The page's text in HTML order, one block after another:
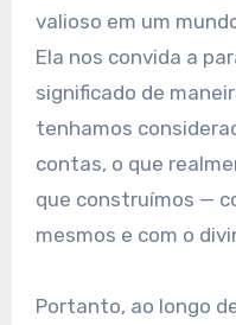
valioso em um
Ela nos convida a
significado de
tenhamos
contas, o que
que construímos —
mesmos e com o
Portanto, ao longo